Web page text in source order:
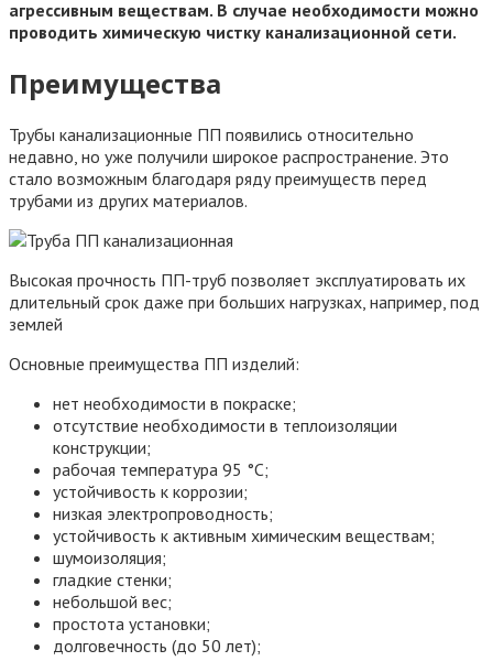
агрессивным веществам. В случае необходимости можно
проводить химическую чистку канализационной сети.
Преимущества
Трубы канализационные ПП появились относительно
недавно, но уже получили широкое распространение. Это
стало возможным благодаря ряду преимуществ перед
трубами из других материалов.
Высокая прочность ПП-труб позволяет эксплуатировать их
длительный срок даже при больших нагрузках, например, под
землей
Основные преимущества ПП изделий:
нет необходимости в покраске;
отсутствие необходимости в теплоизоляции
конструкции;
рабочая температура 95 °C;
устойчивость к коррозии;
низкая электропроводность;
устойчивость к активным химическим веществам;
шумоизоляция;
гладкие стенки;
небольшой вес;
простота установки;
долговечность (до 50 лет);